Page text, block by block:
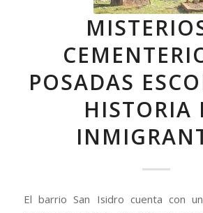
POSADAS
HISTORIA
El barrio San Isidro cuenta con